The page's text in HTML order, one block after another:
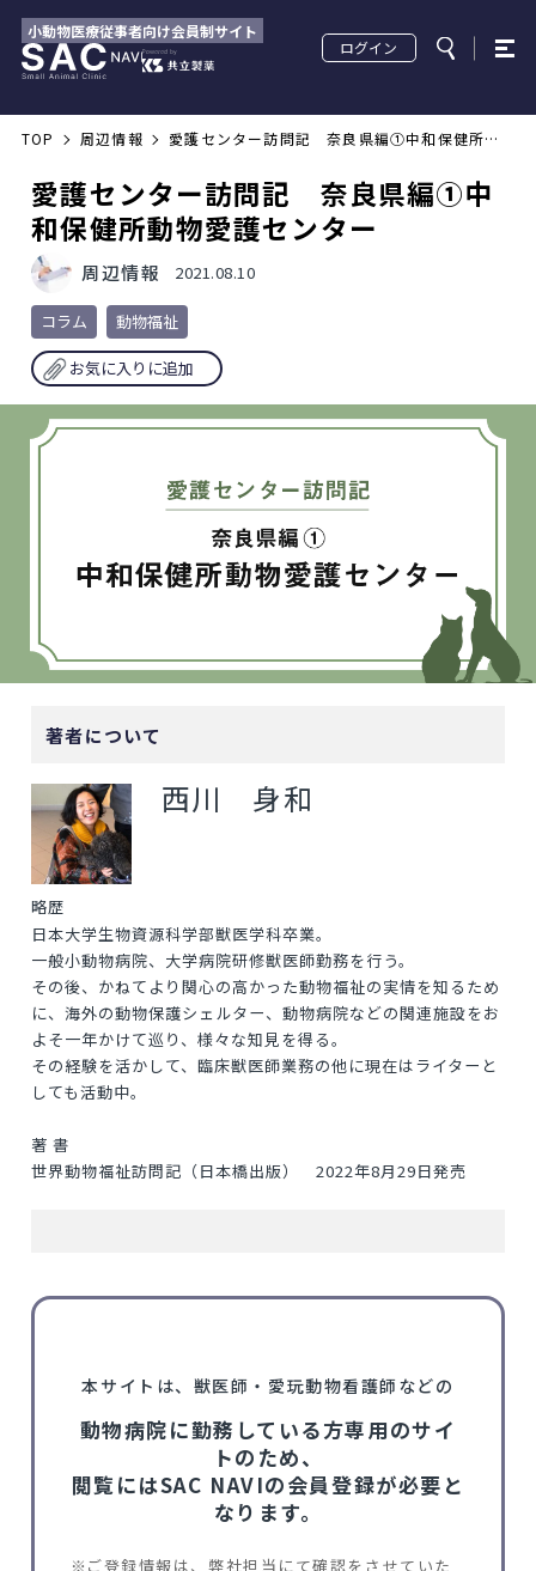
小動物医療従事者向け会員制サイト
ログイン
TOP 周辺情報 愛護センター訪問記　奈良県編①中和保健所動
物愛護センター
愛護センター訪問記 奈良県編①中
和保健所動物愛護センター
周辺情報 2021.08.10
コラム 動物福祉
お気に入りに追加
著者について
西川 身和
略歴
日本大学生物資源科学部獣医学科卒業。
一般小動物病院、大学病院研修獣医師勤務を行う。
その後、かねてより関心の高かった動物福祉の実情を知るため
に、海外の動物保護シェルター、動物病院などの関連施設をお
よそ一年かけて巡り、様々な知見を得る。
その経験を活かして、臨床獣医師業務の他に現在はライターと
しても活動中。
著 書
世界動物福祉訪問記（日本橋出版） 2022年8月29日発売
本サイトは、獣医師・愛玩動物看護師などの
動物病院に勤務している方専用のサイ
トのため、
閲覧にはSAC NAVIの会員登録が必要と
なります。
ご登録情報は、弊社担当にて確認をさせていた